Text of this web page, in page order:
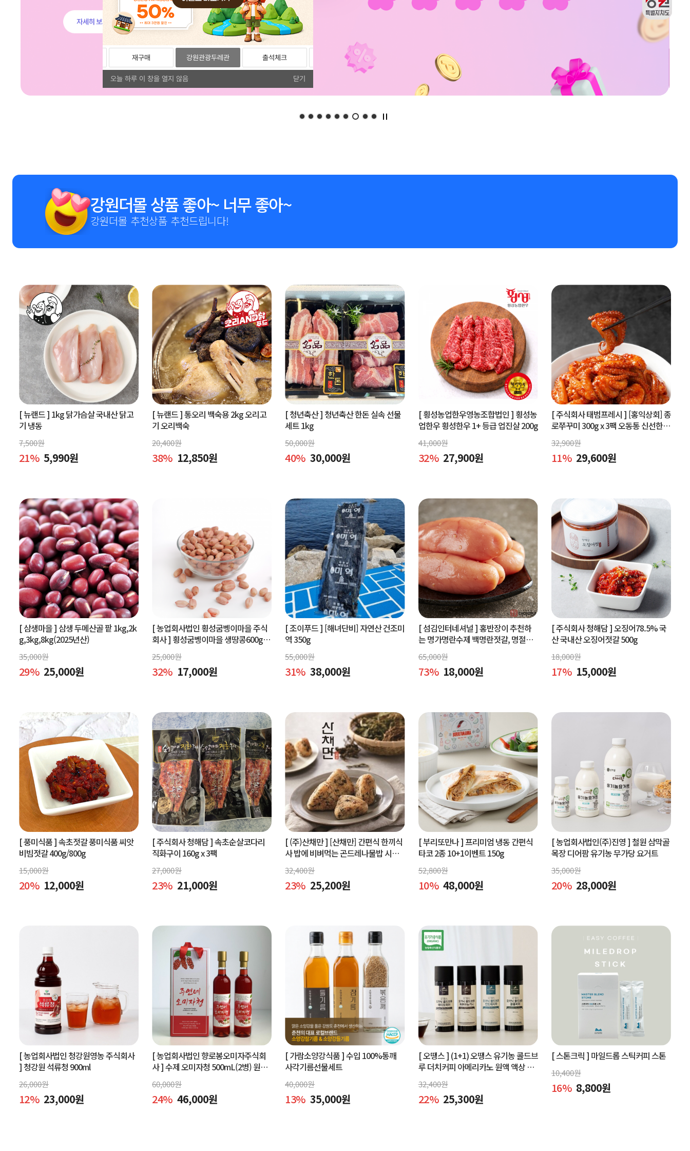
재구매 강원관광두레관 출석체크 리뷰
오늘 하루 이 창을 열지 않음 닫기
강원더몰 상품 좋아~ 너무 좋아~
강원더몰 추천상품 추천드립니다!
[ 뉴랜드 ] 1kg 닭가슴살 국내산 닭고
기 냉동
7,500원
21% 5,990원
[ 뉴랜드 ]통오리 백숙용 2kg 오리고
기 오리백숙
20,400원
38% 12,850원
[ 청년축산 ] 청년축산 한돈 실속 선물
세트 1kg
50,000원
40% 30,000원
[ 횡성농업한우영농조합법인 ] 횡성농
업한우 횡성한우 1+ 등급 업진살 200g
41,000원
32% 27,900원
[ 주식회사 태범프레시 ] [홍익상회] 종
로쭈꾸미 300g x 3팩 오동통 신선한원
물맛 그대로
32,900원
11% 29,600원
[ 삼생마을 ] 삼생 두메산골 팥 1kg,2k
g,3kg,8kg(2025년산)
35,000원
29% 25,000원
[ 농업회사법인 횡성굼벵이마을 주식
회사 ] 횡성굼벵이마을 생땅콩600g.
볶은땅콩600g, 빨간생땅콩600g
25,000원
32% 17,000원
[ 조이푸드 ] [해녀단비] 자연산 건조미
역 350g
55,000원
31% 38,000원
[ 섬김인터네셔널 ]홍반장이 추천하
는 명가명란수제 백명란젓갈, 명절선
물세트,공동구매
65,000원
73% 18,000원
[ 주식회사 청해담 ]오징어78.5% 국
산 국내산 오징어젓갈 500g
18,000원
17% 15,000원
[ 풍미식품 ]속초젓갈 풍미식품 씨앗
비빔젓갈 400g/800g
15,000원
20% 12,000원
[ 주식회사 청해담 ]속초순살코다리
직화구이 160g x 3팩
27,000원
23% 21,000원
[ (주)산채만 ] [산채만] 간편식 한끼식
사 밥에 비벼먹는 곤드레나물밥 시래
기비빔밥 비빔소스 비벼요 80g 9봉
32,400원
23% 25,200원
[ 부리또만나 ]프리미엄 냉동 간편식
타코 2종 10+1이벤트 150g
52,800원
10% 48,000원
[ 농업회사법인(주)진영 ] 철원 삼막골
목장 디어팜 유기농 무가당 요거트
35,000원
20% 28,000원
[ 농업회사법인 청강원영농 주식회사
] 청강원 석류청 900ml
26,000원
12% 23,000원
[ 농업회사법인 향로봉오미자주식회
사 ]수제 오미자청 500mL(2병) 원액
엑기스l[주연네 오미자]
60,000원
24% 46,000원
[ 가람소양강식품 ]수입 100%통깨
사각기름선물세트
40,000원
13% 35,000원
[ 오땡스 ] (1+1) 오땡스 유기농 콜드브
루 더치커피 아메리카노 원액 액상 커
피 (400ml x 2개, 교차 구매 가능)
32,400원
22% 25,300원
[ 스톤크릭 ] 마일드롭 스틱커피 스톤
10,400원
16% 8,800원